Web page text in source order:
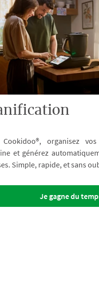
Cookidoo®, organisez
et générez
Simple, rapide, et sans
Je gagne du